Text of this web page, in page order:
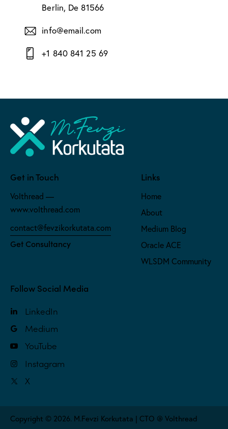
Berlin, De 81566
info@email.com
+1 840 841 25 69
Get in Touch
Volthread —
www.volthread.com
contact@fevzikorkutata.com
Get Consultancy
Links
Home
About
Medium Blog
Oracle ACE
WLSDM Community
Follow Social Media
LinkedIn
Medium
YouTube
Instagram
X
Copyright © 2026. M.Fevzi Korkutata | CTO @ Volthread